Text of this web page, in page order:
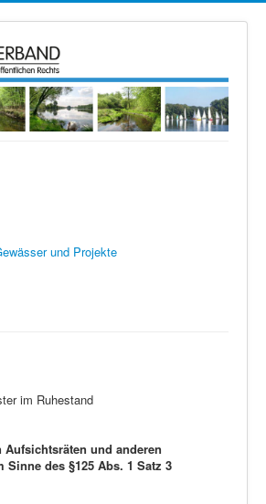
und Projekte
im Ruhestand
und anderen
des §125 Abs. 1 Satz 3